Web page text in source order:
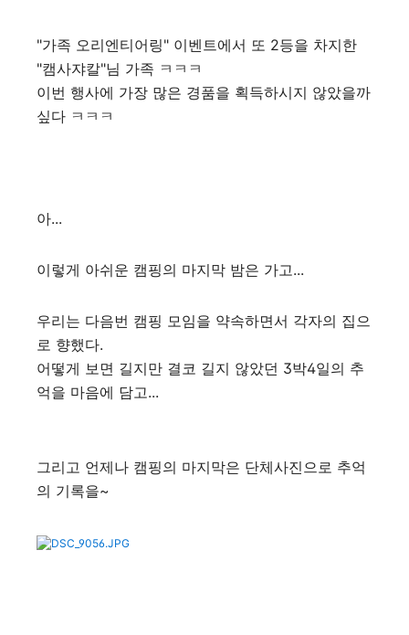
"가족 오리엔티어링" 이벤트에서 또 2등을 차지한
"캠사쟈칼"님 가족 ㅋㅋㅋ
이번 행사에 가장 많은 경품을 획득하시지 않았을까
싶다 ㅋㅋㅋ
아...
이렇게 아쉬운 캠핑의 마지막 밤은 가고...
우리는 다음번 캠핑 모임을 약속하면서 각자의 집으
로 향했다.
어떻게 보면 길지만 결코 길지 않았던 3박4일의 추
억을 마음에 담고...
그리고 언제나 캠핑의 마지막은 단체사진으로 추억
의 기록을~